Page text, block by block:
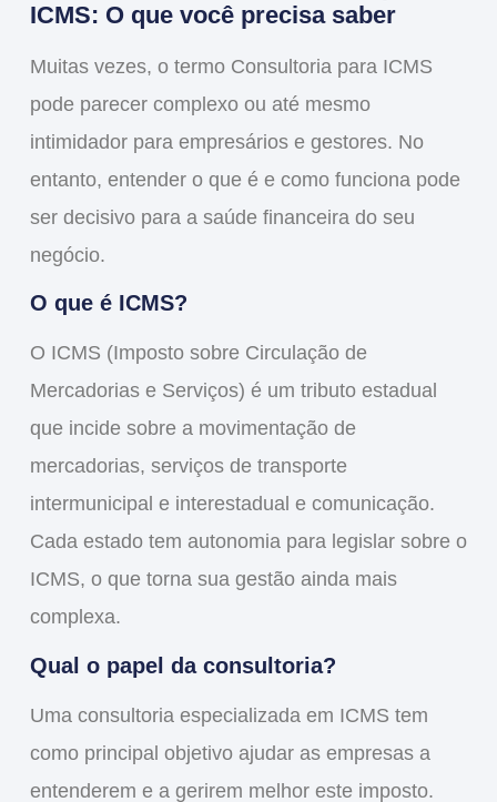
ICMS: O que você precisa saber
Muitas vezes, o termo Consultoria para ICMS
pode parecer complexo ou até mesmo
intimidador para empresários e gestores. No
entanto, entender o que é e como funciona pode
ser decisivo para a saúde financeira do seu
negócio.
O que é ICMS?
O ICMS (Imposto sobre Circulação de
Mercadorias e Serviços) é um tributo estadual
que incide sobre a movimentação de
mercadorias, serviços de transporte
intermunicipal e interestadual e comunicação.
Cada estado tem autonomia para legislar sobre o
ICMS, o que torna sua gestão ainda mais
complexa.
Qual o papel da consultoria?
Uma consultoria especializada em ICMS tem
como principal objetivo ajudar as empresas a
entenderem e a gerirem melhor este imposto.